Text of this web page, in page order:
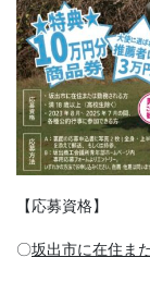
【応募資格】
〇坂出市に在住ま